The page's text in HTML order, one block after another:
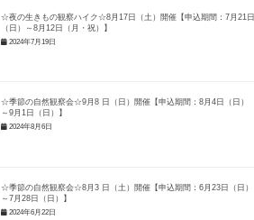
☆夜の生きもの観察ハイク☆8月17日（土）開催【申込期間：7月21日
（日）～8月12日（月・祝）】
2024年7月19日
☆季節の自然観察会☆9月8 日（日）開催【申込期間：8月4日（日）
～9月1日（日）】
2024年8月6日
☆季節の自然観察会☆8月3 日（土）開催【申込期間：6月23日（日）
～7月28日（日）】
2024年6月22日